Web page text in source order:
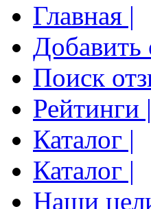
Главная |
Добавить
Поиск
Рейтинги |
Каталог |
Каталог |
Наши